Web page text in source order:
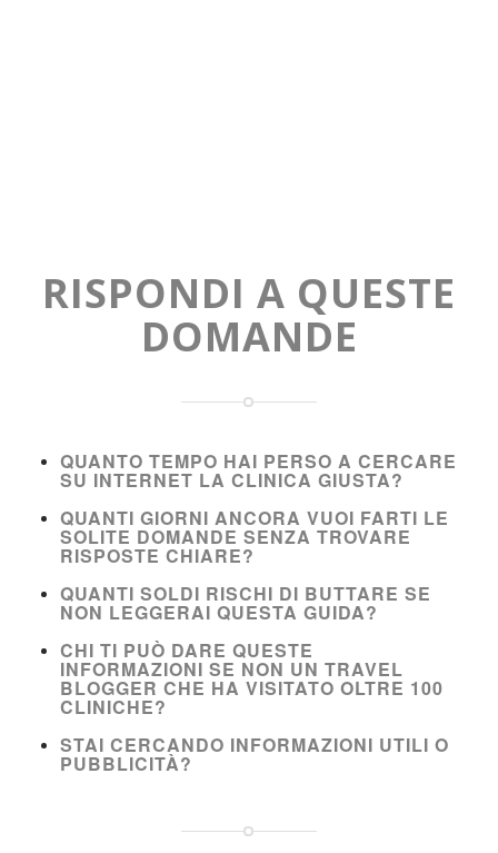
RISPONDI A QUESTE
DOMANDE
QUANTO TEMPO HAI PERSO A CERCARE
SU INTERNET LA CLINICA GIUSTA?
QUANTI GIORNI ANCORA VUOI FARTI LE
SOLITE DOMANDE SENZA TROVARE
RISPOSTE CHIARE?
QUANTI SOLDI RISCHI DI BUTTARE SE
NON LEGGERAI QUESTA GUIDA?
CHI TI PUÒ DARE QUESTE
INFORMAZIONI SE NON UN TRAVEL
BLOGGER CHE HA VISITATO OLTRE 100
CLINICHE?
STAI CERCANDO INFORMAZIONI UTILI O
PUBBLICITÀ?